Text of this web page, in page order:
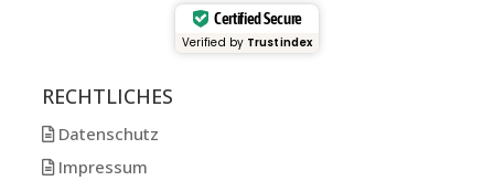
Certified Secure
Verified by Trustindex
RECHTLICHES
Datenschutz
Impressum